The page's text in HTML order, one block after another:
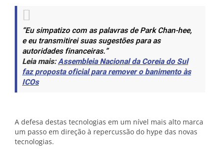
“Eu simpatizo com as palavras de Park Chan-hee,
e eu transmitirei suas sugestões para as
autoridades financeiras.”
Leia mais:Assembleia Nacional da Coreia do Sul
faz proposta oficial para remover o banimento às
ICOs
A defesa destas tecnologias em um nível mais alto marca
um passo em direção à repercussão do hype das novas
tecnologias.